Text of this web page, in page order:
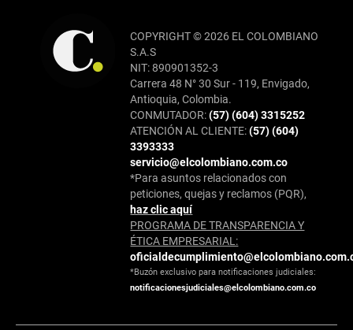
COPYRIGHT © 2026 EL COLOMBIANO
S.A.S
NIT: 890901352-3
Carrera 48 N° 30 Sur - 119, Envigado,
Antioquia, Colombia.
CONMUTADOR:(57) (604) 3315252
ATENCIÓN AL CLIENTE:(57) (604)
3393333
servicio@elcolombiano.com.co
*Para asuntos relacionados con
peticiones, quejas y reclamos (PQR),
haz clic aquí
PROGRAMA DE TRANSPARENCIA Y
ÉTICA EMPRESARIAL:
*Buzón exclusivo para notificaciones judiciales:
notificacionesjudiciales@elcolombiano.com.co